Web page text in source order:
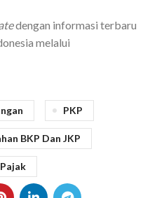
dengan informasi terbaru
melalui
PKP
BKP Dan JKP